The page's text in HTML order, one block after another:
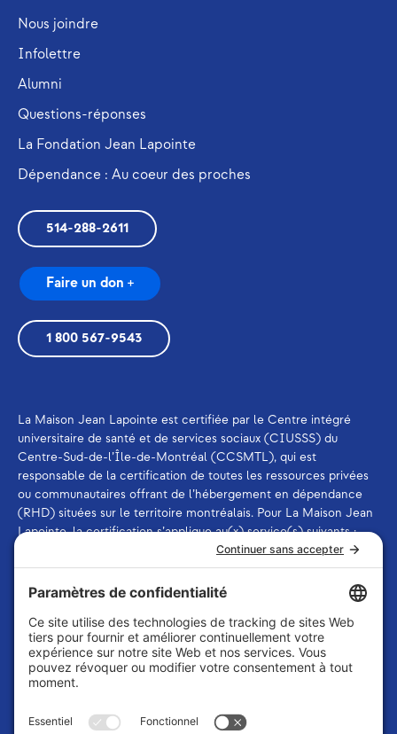
Nous joindre
Infolettre
Alumni
Questions-réponses
La Fondation Jean Lapointe
Dépendance : Au coeur des proches
514-288-2611
Faire un don +
1 800 567-9543
La Maison Jean Lapointe est certifiée par le Centre intégré
universitaire de santé et de services sociaux (CIUSSS) du
Centre-Sud-de-l’Île-de-Montréal (CCSMTL), qui est
responsable de la certification de toutes les ressources privées
ou communautaires offrant de l’hébergement en dépendance
(RHD) situées sur le territoire montréalais. Pour La Maison Jean
Lapointe, la certification s’applique au(x) service(s) suivants :
ressource offrant des services de thérapie et ressource offrant
des services d’aide et de soutien à la désintoxication.
La Maison Jean Lapointe est membre de
intervenants en dépendance du Québec (AIDQ)et de
l’Association québécoise des centres d’intervention en
dépendance (AQCID).
La Maison Jean Lapointe reconnaît qu’elle est située en
Lapointe reconnaît la nation Kanien’kehá :ka comme gardienne